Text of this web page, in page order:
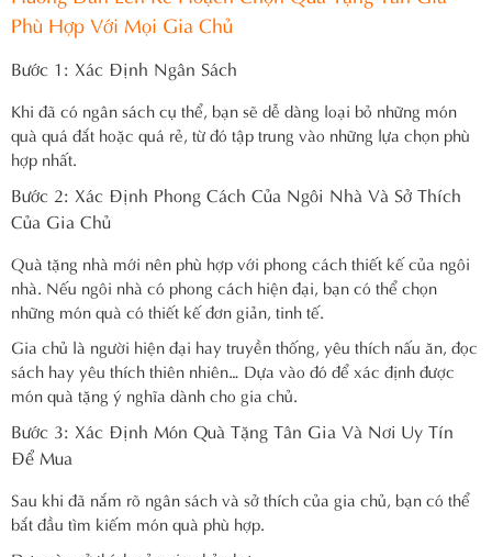
Phù Hợp Với Mọi Gia Chủ
Bước 1: Xác Định Ngân Sách
Khi đã có ngân sách cụ thể, bạn sẽ dễ dàng loại bỏ những món
quà quá đắt hoặc quá rẻ, từ đó tập trung vào những lựa chọn phù
hợp nhất.
Bước 2: Xác Định Phong Cách Của Ngôi Nhà Và Sở Thích
Của Gia Chủ
Quà tặng nhà mới nên phù hợp với phong cách thiết kế của ngôi
nhà. Nếu ngôi nhà có phong cách hiện đại, bạn có thể chọn
những món quà có thiết kế đơn giản, tinh tế.
Gia chủ là người hiện đại hay truyền thống, yêu thích nấu ăn, đọc
sách hay yêu thích thiên nhiên… Dựa vào đó để xác định được
món quà tặng ý nghĩa dành cho gia chủ.
Bước 3: Xác Định Món Quà Tặng Tân Gia Và Nơi Uy Tín
Để Mua
Sau khi đã nắm rõ ngân sách và sở thích của gia chủ, bạn có thể
bắt đầu tìm kiếm món quà phù hợp.